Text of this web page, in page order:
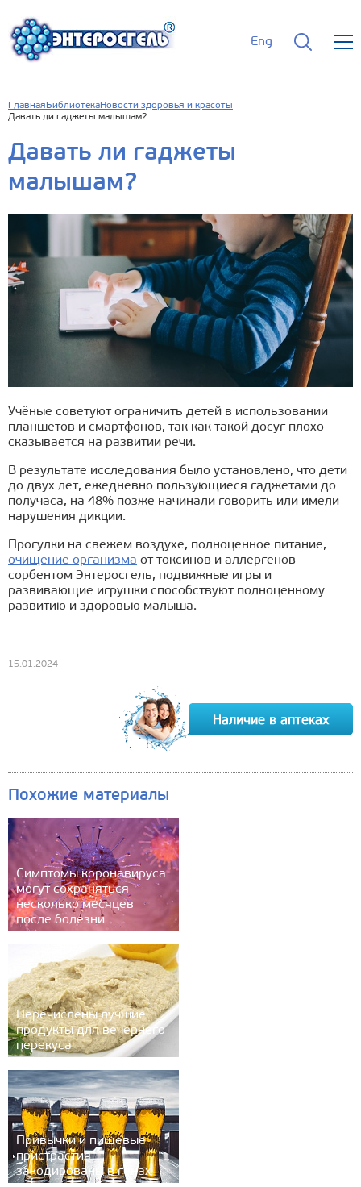
Eng
Главная БиблиотекаНовости здоровья и красоты
Давать ли гаджеты малышам?
Давать ли гаджеты
малышам?
Учёные советуют ограничить детей в использовании
планшетов и смартфонов, так как такой досуг плохо
сказывается на развитии речи.
В результате исследования было установлено, что дети
до двух лет, ежедневно пользующиеся гаджетами до
получаса, на 48% позже начинали говорить или имели
нарушения дикции.
Прогулки на свежем воздухе, полноценное питание,
очищение организма от токсинов и аллергенов
сорбентом Энтеросгель, подвижные игры и
развивающие игрушки способствуют полноценному
развитию и здоровью малыша.
15.01.2024
Похожие материалы
Cимптомы коронавируса
могут сохраняться
несколько месяцев
после болезни
Перечислены лучшие
продукты для вечернего
перекуса
Привычки и пищевые
пристрастия
закодированы в генах